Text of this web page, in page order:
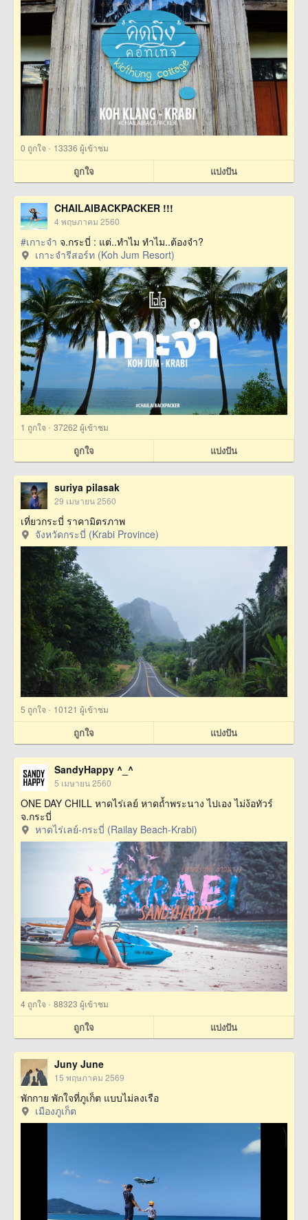
0 ถูกใจ · 13336 ผู้เข้าชม
ถูกใจ แบ่งปัน
CHAILAIBACKPACKER !!!
4 พฤษภาคม 2560
#เกาะจำ จ.กระบี่ : แต่..ทำไม ทำไม..ต้องจำ?
เกาะจำรีสอร์ท (Koh Jum Resort)
1 ถูกใจ · 37262 ผู้เข้าชม
ถูกใจ แบ่งปัน
suriya pilasak
29 เมษายน 2560
เที่ยวกระบี่ ราคามิตรภาพ
จังหวัดกระบี่ (Krabi Province)
5 ถูกใจ · 10121 ผู้เข้าชม
ถูกใจ แบ่งปัน
SandyHappy ^_^
5 เมษายน 2560
ONE DAY CHILL หาดไร่เลย์ หาดถ้ำพระนาง ไปเอง ไม่ง้อทัวร์
จ.กระบี่
หาดไร่เลย์-กระบี่ (Railay Beach-Krabi)
4 ถูกใจ · 88323 ผู้เข้าชม
ถูกใจ แบ่งปัน
Juny June
15 พฤษภาคม 2569
พักกาย พักใจที่ภูเก็ต แบบไม่ลงเรือ
เมืองภูเก็ต